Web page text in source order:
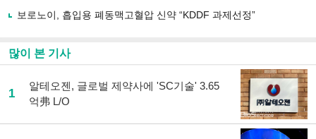
보로노이, 흡입용 폐동맥고혈압 신약 “KDDF 과제선정”
많이 본 기사
1
알테오젠, 글로벌 제약사에 'SC기술' 3.65
억弗 L/O